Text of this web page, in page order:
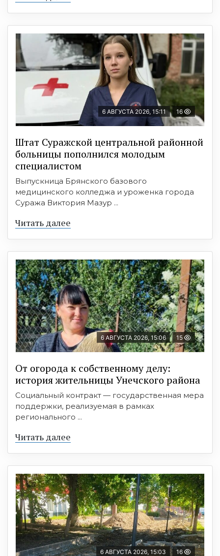
6 АВГУСТА 2026, 15:11 16
Штат Суражской центральной районной
больницы пополнился молодым
специалистом
Выпускница Брянского базового
медицинского колледжа и уроженка города
Суража Виктория Мазур ...
Читать далее
6 АВГУСТА 2026, 15:06 15
От огорода к собственному делу:
история жительницы Унечского района
Социальный контракт — государственная мера
поддержки, реализуемая в рамках
регионального ...
Читать далее
6 АВГУСТА 2026, 15:03 16